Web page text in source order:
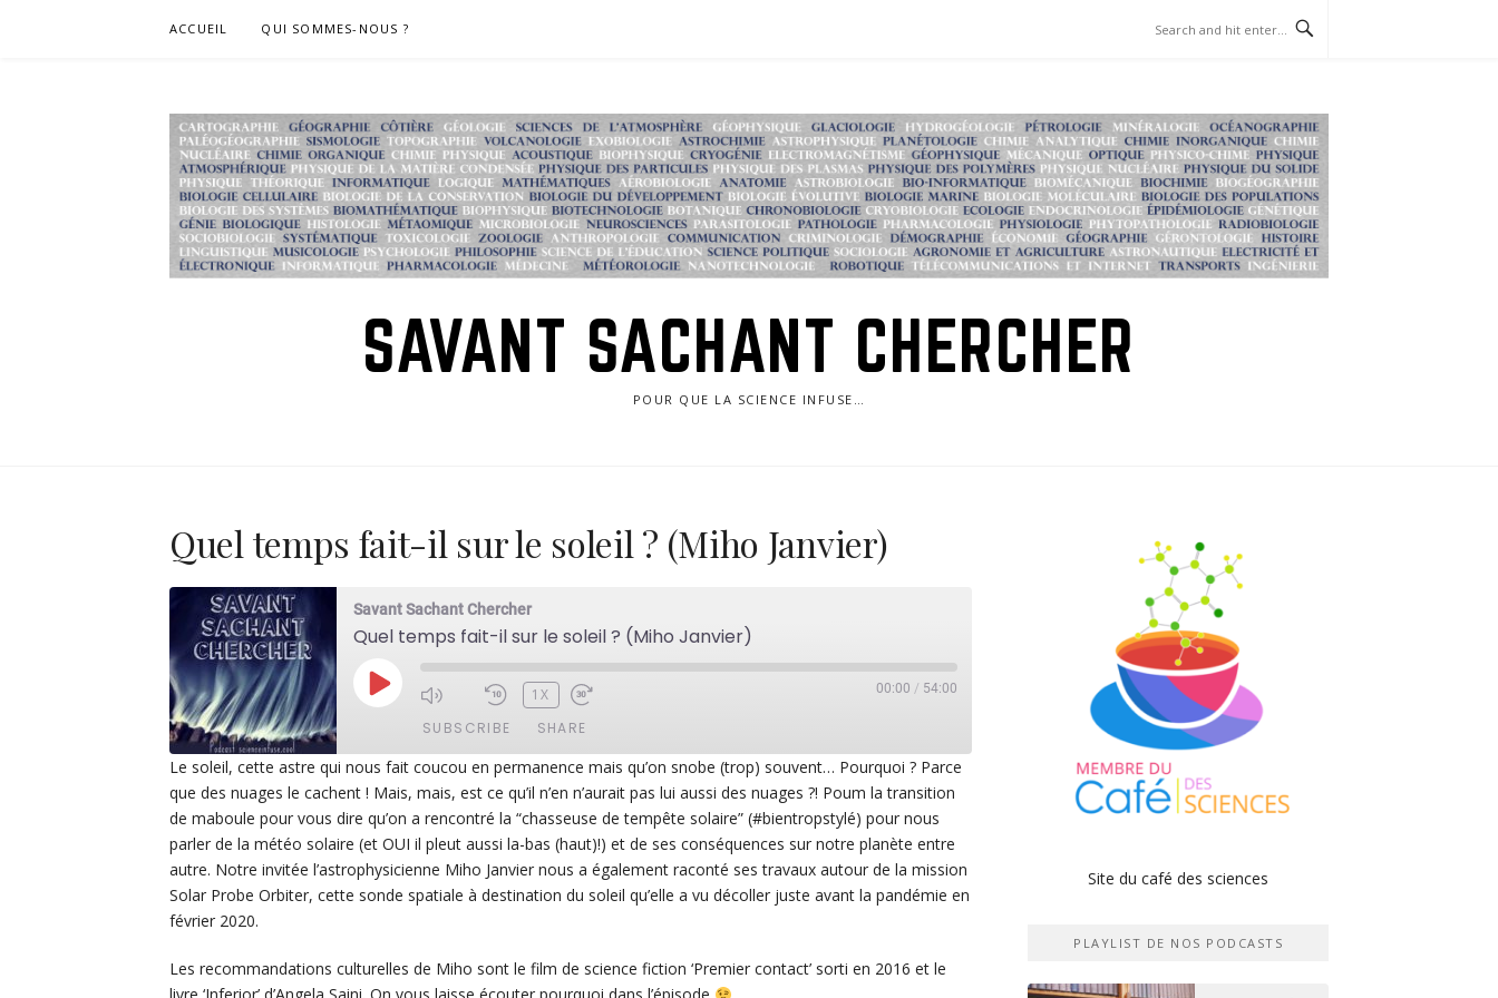
ACCUEIL QUI SOMMES-NOUS ?
SAVANT SACHANT CHERCHER
POUR QUE LA SCIENCE INFUSE…
Quel temps fait-il sur le soleil ? (Miho Janvier)
Savant Sachant Chercher
Quel temps fait-il sur le soleil ? (Miho Janvier)
PLAY
1X 00:00 / 54:00
SUBSCRIBE SHARE
Apple Podcasts Deezer Google Play
PocketCasts
Spotify
RSS FEED
SHARE
LINK
EMBED
Le soleil, cette astre qui nous fait coucou en permanence mais qu’on snobe (trop) souvent… Pourquoi ? Parce
que des nuages le cachent ! Mais, mais, est ce qu’il n’en n’aurait pas lui aussi des nuages ?! Poum la transition
de maboule pour vous dire qu’on a rencontré la “chasseuse de tempête solaire” (#bientropstylé) pour nous
parler de la météo solaire (et OUI il pleut aussi la-bas (haut)!) et de ses conséquences sur notre planète entre
autre. Notre invitée l’astrophysicienne Miho Janvier nous a également raconté ses travaux autour de la mission
Solar Probe Orbiter, cette sonde spatiale à destination du soleil qu’elle a vu décoller juste avant la pandémie en
février 2020.
Les recommandations culturelles de Miho sont le film de science fiction ‘Premier contact’ sorti en 2016 et le
Site du café des sciences
PLAYLIST DE NOS PODCASTS